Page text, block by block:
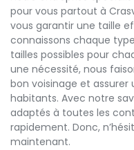
pour vous partout à
vous garantir une taille
connaissons chaque
tailles possibles pour
une nécessité, nous
bon voisinage et assurer
habitants. Avec notre
adaptés à toutes les
rapidement. Donc,
maintenant.